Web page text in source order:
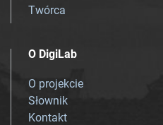
Twórca
O DigiLab
O projekcie
Słownik
Kontakt